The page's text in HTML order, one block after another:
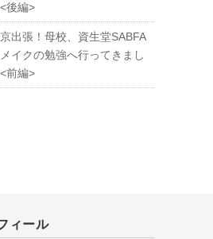
後編>
出張！母校、資生堂SABFA
イクの勉強へ行ってきまし
前編>
ィール